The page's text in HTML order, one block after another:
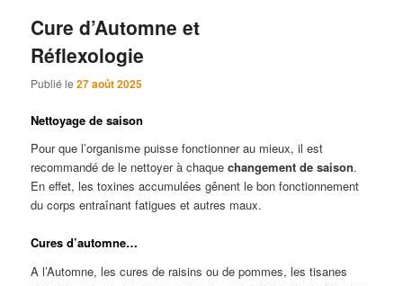
Cure d’Automne et
Réflexologie
Publié le27 août 2025
Nettoyage de saison
Pour que l’organisme puisse fonctionner au mieux, il est
recommandé de le nettoyer à chaquechangement de saison.
En effet, les toxines accumulées gênent le bon fonctionnement
du corps entraînant fatigues et autres maux.
Cures d’automne…
A l’Automne, les cures de raisins ou de pommes, les tisanes